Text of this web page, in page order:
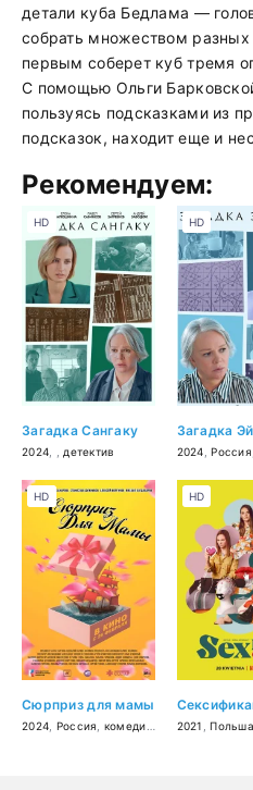
детали куба Бедлама —
собрать множеством разных
первым соберет куб тремя
С помощью Ольги
пользуясь подсказками из
подсказок, находит еще и
Рекомендуем:
Загадка Сангаку
2024 детектив
HD
Загадка
2024 ,Россия
HD
Сюрприз для мамы
2024 Россия комедия семейный
HD
2021 ,Польша
HD